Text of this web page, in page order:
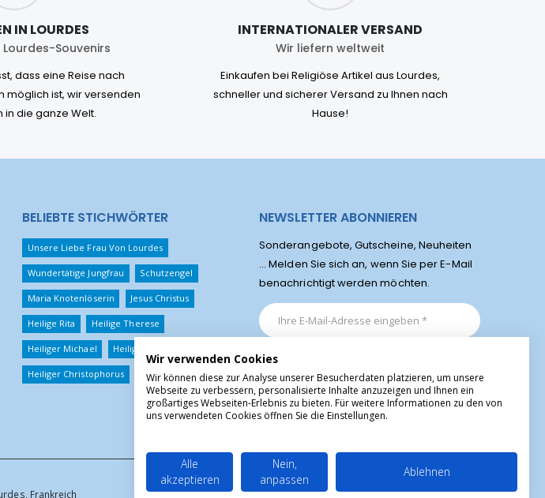
IN LOURDES
Souvenirs
dass eine Reise nach
möglich ist, wir versenden
in die ganze Welt.
INTERNATIONALER VERSAND
Wir liefern weltweit
Einkaufen bei Religiöse Artikel aus Lourdes,
schneller und sicherer Versand zu Ihnen nach
Hause!
BELIEBTE STICHWÖRTER
Unsere Liebe Frau Von Lourdes
Wundertätige Jungfrau Schutzengel
Maria Knotenlöserin Jesus Christus
Heilige Rita Heilige Therese
Heiliger Michael Heiliger Benedikt
Heiliger Christophorus
NEWSLETTER ABONNIEREN
Sonderangebote, Gutscheine, Neuheiten
... Melden Sie sich an, wenn Sie per E-Mail
benachrichtigt werden möchten.
Frankreich
Wir verwenden Cookies
Wir können diese zur Analyse unserer Besucherdaten platzieren, um unsere
Webseite zu verbessern, personalisierte Inhalte anzuzeigen und Ihnen ein
großartiges Webseiten-Erlebnis zu bieten. Für weitere Informationen zu den von
uns verwendeten Cookies öffnen Sie die Einstellungen.
Alle
akzeptieren
Nein,
anpassen
Ablehnen